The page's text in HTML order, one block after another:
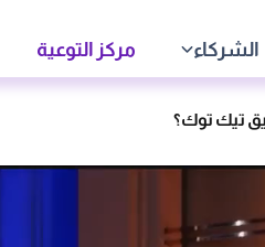
الشركاء مركز التوعية
تيك توك؟